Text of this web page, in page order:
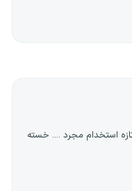
بود 5300 شد برای تازه استخدام مجرد .... خسته